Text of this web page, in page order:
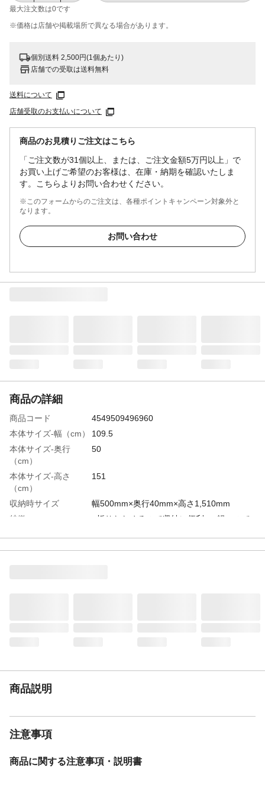
最大注文数は0です
※価格は​店舗や​掲載場所で​異なる​場合が​あります。
個別送料 2,500円(1個あたり)
店舗での受取は送料無料
送料について
店舗受取のお支払いについて
商品のお見積りご注文はこちら
「ご注文数が31個以上、または、ご注文金額5万円以上」で
お買い上げご希望のお客様は、在庫・納期を確認いたしま
す。こちらよりお問い合わせください。
※このフォームからのご注文は、各種ポイントキャンペーン対象外と
なります。
お問い合わせ
商品の詳細
商品コード
4549509496960
本体サイズ-幅（cm）
109.5
本体サイズ-奥行
（cm）
50
本体サイズ-高さ
（cm）
151
収納時サイズ
幅500mm×奥行40mm×高さ1,510mm
特徴
●折りたためるので収納に便利。●軽いので
商品説明
注意事項
商品に関する注意事項・説明書